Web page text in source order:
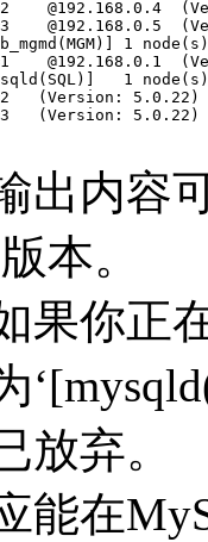
出内容
本。
果你正
放弃。
能在